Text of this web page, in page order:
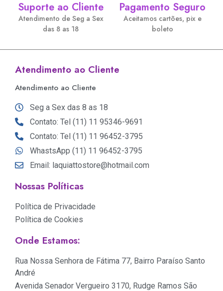
Suporte ao Cliente
Atendimento de Seg a Sex
das 8 as 18
Pagamento Seguro
Aceitamos cartões, pix e
boleto
Atendimento ao Cliente
Atendimento ao Cliente
Seg a Sex das 8 as 18
Contato: Tel (11) 11 95346-9691
Contato: Tel (11) 11 96452-3795
WhastsApp (11) 11 96452-3795
Email: laquiattostore@hotmail.com
Nossas Políticas
Política de Privacidade
Política de Cookies
Onde Estamos:
Rua Nossa Senhora de Fátima 77, Bairro Paraíso Santo
André
Avenida Senador Vergueiro 3170, Rudge Ramos São